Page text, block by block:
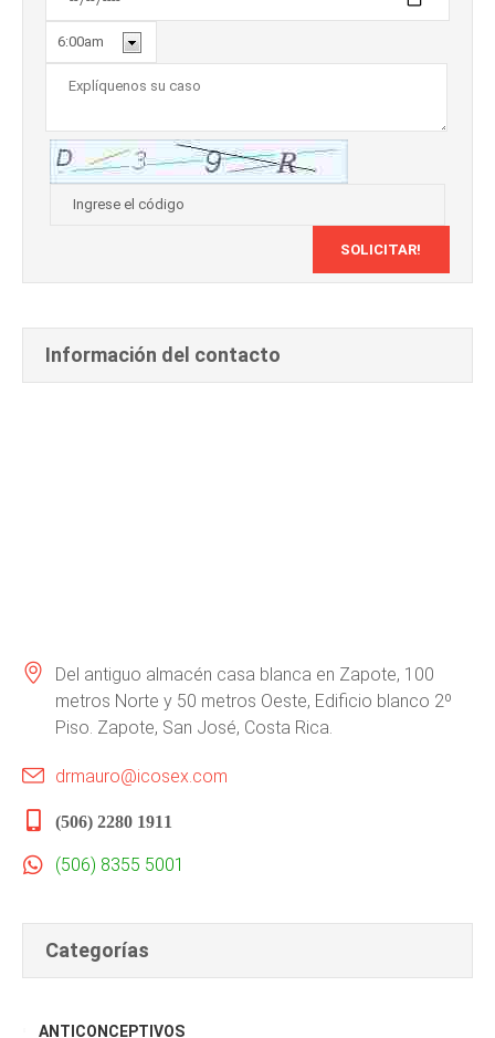
Información del contacto
Del antiguo almacén casa blanca en Zapote, 100
metros Norte y 50 metros Oeste, Edificio blanco 2º
Piso. Zapote, San José, Costa Rica.
drmauro@icosex.com
(506) 2280 1911
(506) 8355 5001
Categorías
ANTICONCEPTIVOS